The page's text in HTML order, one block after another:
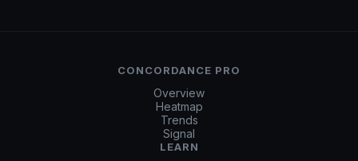
CONCORDANCE PRO
Overview
Heatmap
Trends
Signal
LEARN